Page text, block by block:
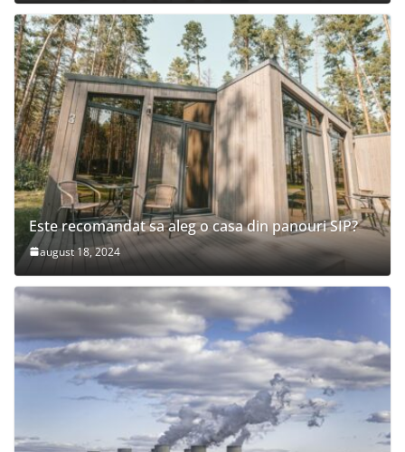
Este recomandat sa aleg o casa din panouri SIP?
august 18, 2024